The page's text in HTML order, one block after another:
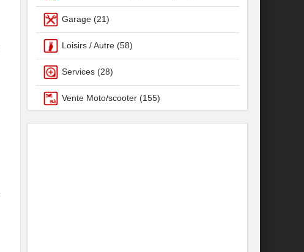
Garage (21)
Loisirs / Autre (58)
Services (28)
Vente Moto/scooter (155)